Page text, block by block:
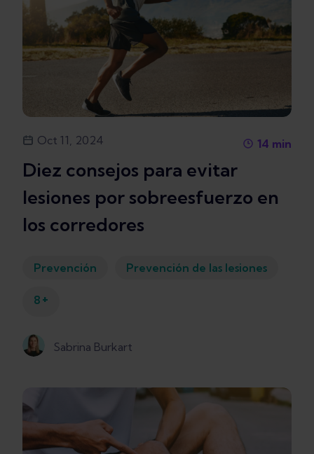
Oct 11, 2024 14 min
Diez consejos para evitar
lesiones por sobreesfuerzo en
los corredores
Prevención Prevención de las lesiones
8 +
Sabrina Burkart